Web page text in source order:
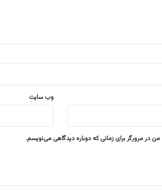
وب‌ سایت
در مرورگر برای زمانی که دوباره دیدگاهی می‌نویسم.